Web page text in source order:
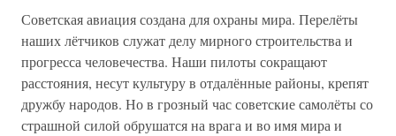
Советская авиация создана для охраны мира. Перелёты
наших лётчиков служат делу мирного строительства и
прогресса человечества. Наши пилоты сокращают
расстояния, несут культуру в отдалённые районы, крепят
дружбу народов. Но в грозный час советские самолёты со
страшной силой обрушатся на врага и во имя мира и